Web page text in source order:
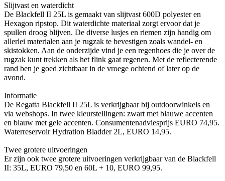
Slijtvast en waterdicht
De Blackfell II 25L is gemaakt van slijtvast 600D polyester en
Hexagon ripstop. Dit waterdichte materiaal zorgt ervoor dat je
spullen droog blijven. De diverse lusjes en riemen zijn handig om
allerlei materialen aan je rugzak te bevestigen zoals wandel- en
skistokken. Aan de onderzijde vind je een regenhoes die je over de
rugzak kunt trekken als het flink gaat regenen. Met de reflecterende
rand ben je goed zichtbaar in de vroege ochtend of later op de
avond.
Informatie
De Regatta Blackfell II 25L is verkrijgbaar bij outdoorwinkels en
via webshops. In twee kleurstellingen: zwart met blauwe accenten
en blauw met gele accenten. Consumentenadviesprijs EURO 74,95.
Waterreservoir Hydration Bladder 2L, EURO 14,95.
Twee grotere uitvoeringen
Er zijn ook twee grotere uitvoeringen verkrijgbaar van de Blackfell
II: 35L, EURO 79,50 en 60L + 10, EURO 99,95.